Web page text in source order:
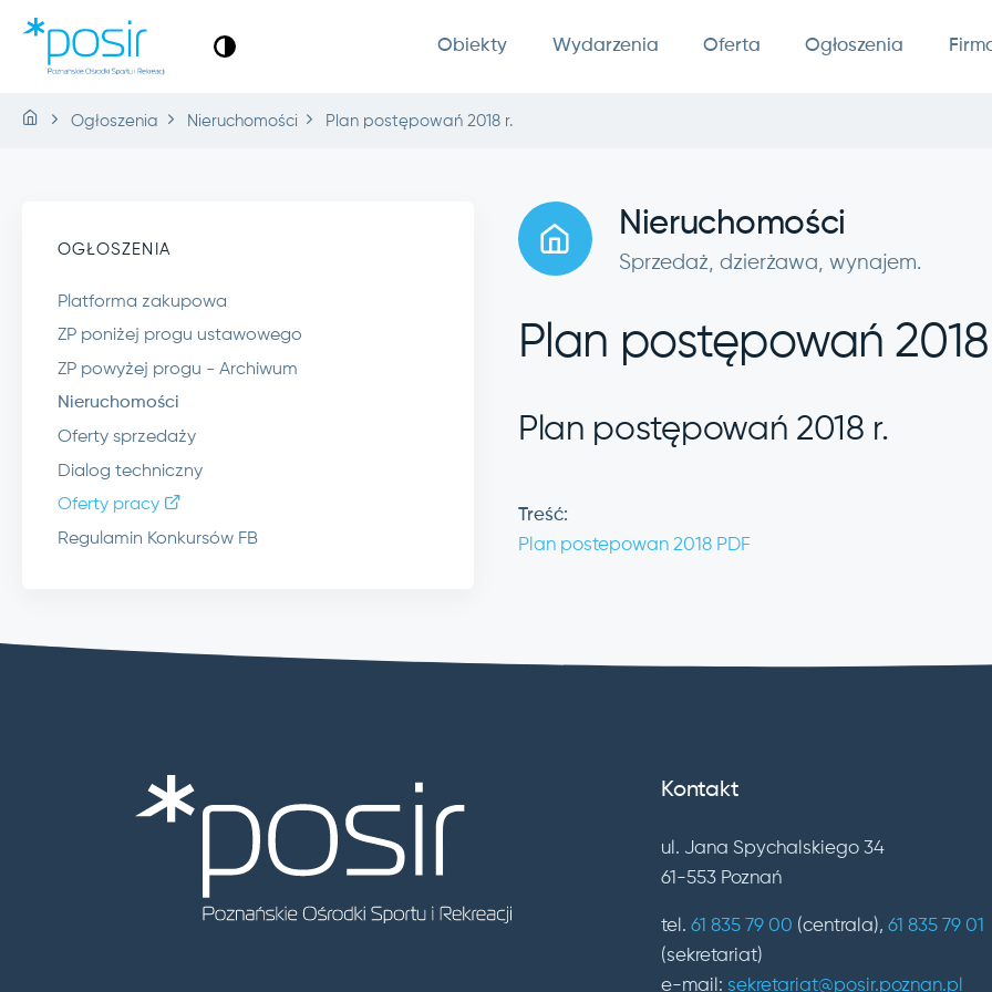
Obiekty Wydarzenia Oferta Ogłoszenia
Ogłoszenia Nieruchomości Plan postępowań 2018 r.
OGŁOSZENIA
Platforma zakupowa
ZP poniżej progu ustawowego
ZP powyżej progu - Archiwum
Nieruchomości
Oferty sprzedaży
Dialog techniczny
Oferty pracy
Regulamin Konkursów FB
Nieruchomości
Sprzedaż, dzierżawa, wynajem.
Plan postępowań 2018
Plan postępowań 2018 r.
Treść:
Plan postepowan 2018 PDF
Kontakt
ul. Jana Spychalskiego 34
61-553 Poznań
tel. 61 835 79 00 (centrala), 61 835 79 01
(sekretariat)
e-mail: sekretariat@posir.poznan.pl